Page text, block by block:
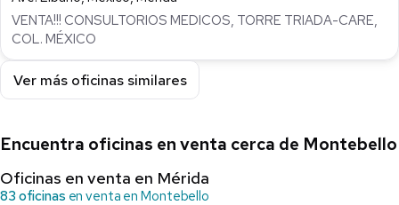
VENTA!!! CONSULTORIOS MEDICOS, TORRE TRIADA-CARE,
COL. MÉXICO
Ver más oficinas similares
Encuentra oficinas en venta cerca de Montebello
Oficinas en venta en Mérida
83 oficinas en venta en Montebello